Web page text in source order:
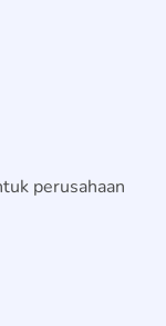
perusahaan